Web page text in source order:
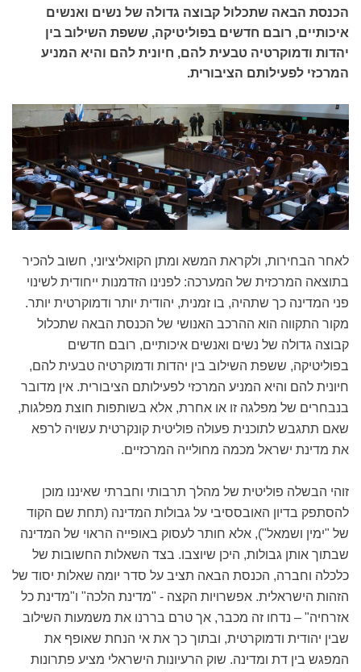
הכנסת הבאה שתכלול קבוצה גדולה של נשים ואנשים
איכותיים, רובם חדשים בפוליטיקה, ששפת השילוב בין
יהדות ודמוקרטיה טבעית להם, חיונית להם והיא המניע
המרכזי לפעילותם הציבורית.
לאחר הבחירות, ולקראת המשא ומתן הקואליציוני, חשוב להכיר
בתוצאה המרכזית של המערכה: לפנינו הזדמנות ייחודית לשינוי
פני המדינה כך שתהיה, בו זמנית, יהודית יותר ודמוקרטית יותר.
מקור התקווה הוא ההרכב האנושי של הכנסת הבאה שתכלול
קבוצה גדולה של נשים ואנשים איכותיים, רובם חדשים
בפוליטיקה, ששפת השילוב בין יהדות ודמוקרטיה טבעית להם,
חיונית להם והיא המניע המרכזי לפעילותם הציבורית. אין מדובר
בנבחרים של מפלגה זו או אחרת, אלא בשותפות חוצת מפלגות,
שאם תתגבש לתוכנית פעולה פוליטית קונקרטית עשויה לרפא
את מדינת ישראל מכמה מחולייה המרכזיים.
זוהי הבשלה פוליטית של מהלך תרבותי וחברתי שאיננו מוכן
להסתפק בדיון האובססיבי על גבולות המדינה (תחת שם הקוד
של "ימין ושמאל"), אלא חותר לעסוק באופייה הראוי של המדינה
שבתוך אותן גבולות, היכן שיוצבו. בצד השאלות החשובות של
כלכלה וחברה, הכנסת הבאה תציב על סדר יומה שאלות יסוד של
הזהות הישראלית. אפשרויות הקצה - "מדינת הלכה" ו"מדינת כל
אזרחיה" – נדחו זה מכבר, אך טרם בררנו את משמעות השילוב
שבין יהודית ודמוקרטית, ובתוך כך את אי הנחת שאופף את
המפגש בין דת ומדינה. שוק הרעיונות הישראלי מציע פתרונות